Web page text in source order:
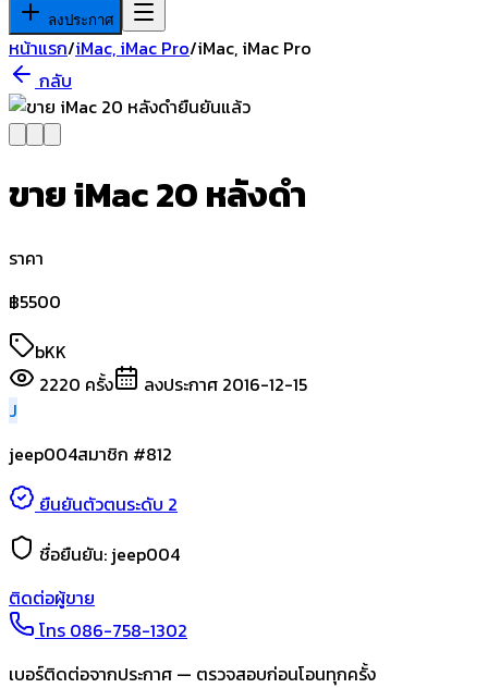
ลงประกาศ
หน้าแรก/iMac, iMac Pro/iMac, iMac Pro
กลับ
ยืนยันแล้ว
ขาย iMac 20 หลังดำ
ราคา
฿5500
bKK
2220 ครั้ง ลงประกาศ 2016-12-15
J
jeep004สมาชิก #812
ยืนยันตัวตนระดับ 2
ชื่อยืนยัน: jeep004
ติดต่อผู้ขาย
โทร 086-758-1302
เบอร์ติดต่อจากประกาศ — ตรวจสอบก่อนโอนทุกครั้ง